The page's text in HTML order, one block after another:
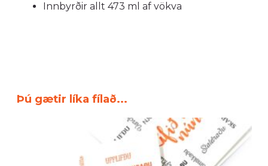
Innbyrðir allt 473 ml af vökva
Þú gætir líka fílað...